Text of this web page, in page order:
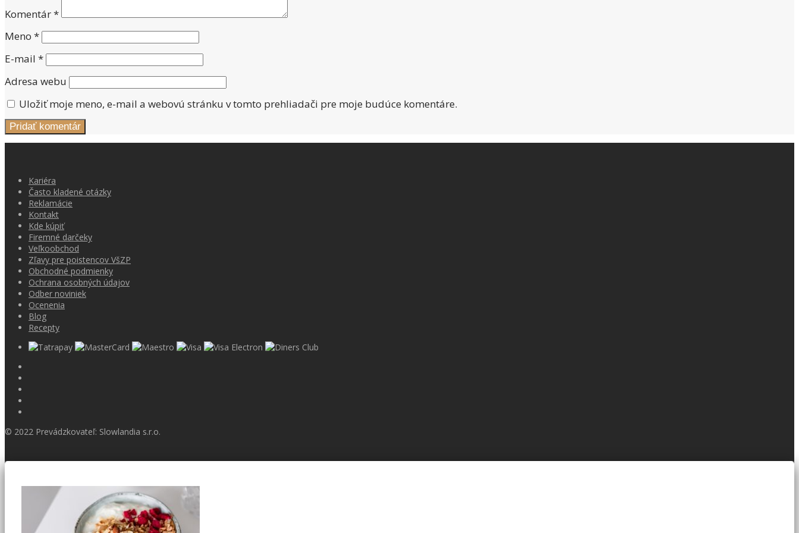
Komentár*
Meno *
E-mail *
Adresa webu
Uložiť moje meno, e-mail a webovú stránku v tomto prehliadači pre moje budúce komentáre.
Kariéra
Často kladené otázky
Reklamácie
Kontakt
Kde kúpiť
Firemné darčeky
Veľkoobchod
Zľavy pre poistencov VšZP
Obchodné podmienky
Ochrana osobných údajov
Odber noviniek
Ocenenia
Blog
Recepty
© 2022 Prevádzkovateľ: Slowlandia s.r.o.